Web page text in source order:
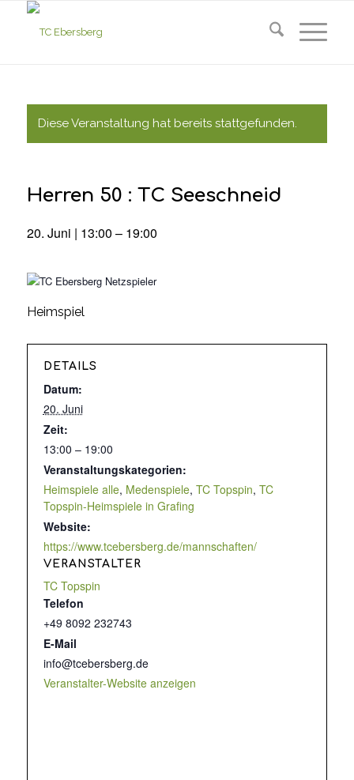
Diese Veranstaltung hat bereits stattgefunden.
Herren 50 : TC Seeschneid
20. Juni | 13:00 – 19:00
Heimspiel
DETAILS
Datum:
20. Juni
Zeit:
13:00 – 19:00
Veranstaltungskategorien:
Heimspiele alle, Medenspiele, TC Topspin, TC
Topspin-Heimspiele in Grafing
Website:
https://www.tcebersberg.de/mannschaften/
VERANSTALTER
TC Topspin
Telefon
+49 8092 232743
E-Mail
info@tcebersberg.de
Veranstalter-Website anzeigen